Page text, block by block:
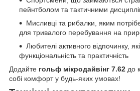
пейнтболом та тактичними
Мисливці та рибалки, яким
для тривалого перебування на
Любителі активного відпочинку,
функціональність та практичність
Додайте гольф мікродайвінг 7.62 до
собі комфорт у будь-яких умовах!